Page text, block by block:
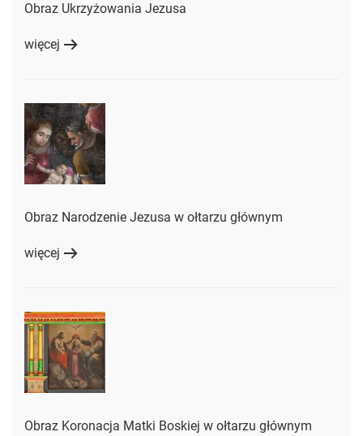
Obraz Ukrzyżowania Jezusa
więcej
Obraz Narodzenie Jezusa w ołtarzu głównym
więcej
Obraz Koronacja Matki Boskiej w ołtarzu głównym